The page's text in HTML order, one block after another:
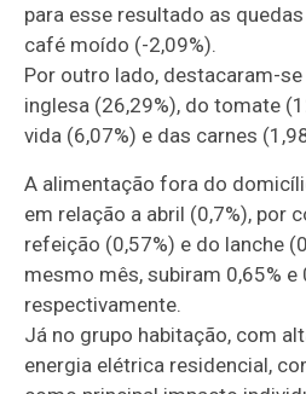
para esse resultado as
café moído (-2,09%).
Por outro lado, destacaram-
inglesa (26,29%), do tomate
vida (6,07%) e das carnes
A alimentação fora do
em relação a abril (0,7%), por
refeição (0,57%) e do lanche
mesmo mês, subiram 0,65% e
respectivamente.
Já no grupo habitação, com
energia elétrica residencial,